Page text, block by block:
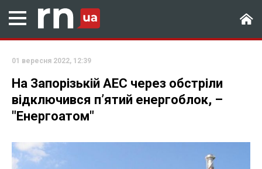
01 вересня 2022, 12:39
На Запорізькій АЕС через обстріли
відключився п’ятий енергоблок, –
"Енергоатом"